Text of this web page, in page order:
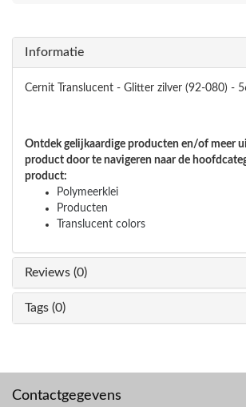
Informatie
Cernit Translucent - Glitter zilver (92-080) -
Ontdek gelijkaardige producten en/of meer
product door te navigeren naar de
product:
Polymeerklei
Producten
Translucent colors
Reviews (0)
Tags (0)
Contactgegevens